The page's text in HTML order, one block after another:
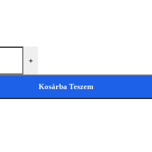
+
Kosárba Teszem